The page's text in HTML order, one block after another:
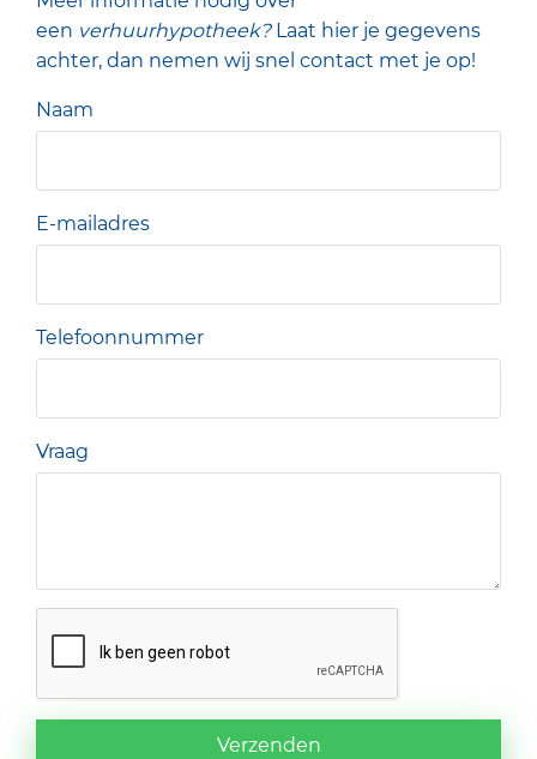
een verhuurhypotheek? Laat hier je gegevens
achter, dan nemen wij snel contact met je op!
Naam
E-mailadres
Telefoonnummer
Vraag
Verzenden